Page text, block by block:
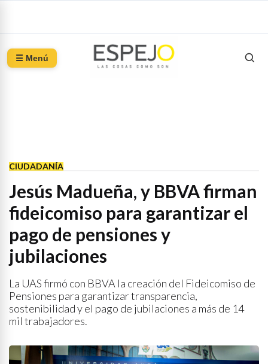
☰ Menú
CIUDADANÍA
Jesús Madueña, y BBVA firman
fideicomiso para garantizar el
pago de pensiones y
jubilaciones
La UAS firmó con BBVA la creación del Fideicomiso de
Pensiones para garantizar transparencia,
sostenibilidad y el pago de jubilaciones a más de 14
mil trabajadores.